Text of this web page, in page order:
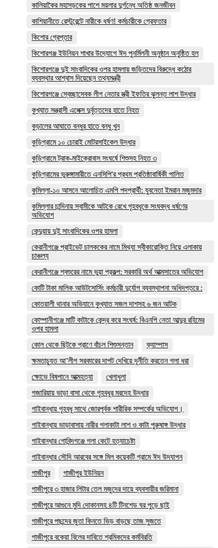
কালিয়াকৈর মহাসড়কের পাশে ময়লার দুর্গন্ধে অতিষ্ঠ জনজীবন
কাশিয়ানীতে রেস্টুরেন্টে নারীকে ধর্ষণ! কর্মচারীকে গ্রেফতার
কিশোর গ্রেপ্তার
কিশোরগঞ্জ ইউনিয়ন শাখার উদ্যোগে ঈদ পুনর্মিলনী অনুষ্ঠান অনুষ্ঠিত হল
কিশোরগঞ্জে দুই সাংবাদিকের ওপর হামলায় জড়িতদের বিরুদ্ধে কঠোর
ব্যবস্থার আশ্বাস দিয়েছেন তথ্যমন্ত্রী
কিশোরগঞ্জে স্বেচ্ছাসেবক লীগ নেতার স্ত্রী ইফতির ঝুলন্ত লাশ উদ্ধার
কুখ্যাত সন্ত্রাসী এলেক্স দুর্বৃত্তদের হাতে নিহত
কুড়ালের আঘাতে বন্ধুর হাতে বন্ধু খুন
কুড়িগ্রামে ১০ চোরাই মোটরসাইকেল উদ্ধার
কুড়িগ্রামে ট্রাক-মাইক্রোবাস সংঘর্ষে শিশুসহ নিহত ৩
কুড়িগ্রামের ভুরুঙ্গামারীতে এনসিপি'র প্রথম প্রতিষ্ঠাবার্ষিকী পালিত
কুমিল্লা-১০ আসনে আলোচিত এমপি পদপ্রার্থী: যুবনেতা ইমরান মজুমদার
কুমিল্লার চান্দিনায় স্বামীকে আটকে রেখে গৃহবধূকে সংঘবদ্ধ ধর্ষণের
অভিযোগ
কেন্দুয়ায় দুই সাংবাদিকের ওপর হামলা
কেরানীগঞ্জে প্রাইভেট চালককের নামে মিথ্যা স্বীকারোক্তি নিয়ে এলাকায়
চাঞ্চল্য
কেরানীগঞ্জে শ্বশুরের নামে ভুয়া প্রকল্প: সরকারি অর্থ আত্মসাতের অভিযোগ
কোটি টাকা মালিক আউটসোর্সিং কর্মচারী দুর্যোগ ব্যবস্থাপনা অধিদপ্তরে :
কোতয়ালী থানার অভিযানে কুখ্যাত সজল দাশসহ ৬ জন আটক
কোম্পানীগঞ্জে মাটি কাটাকে কেন্দ্র করে সংঘর্ষ: বিএনপি নেতা আব্দুর রহিমের
ওপর হামলা
কোল থেকে ছিটকে প্রাণে বাঁচল শিশুসন্তান
ক্যাম্পাস
ক্ষমতাচ্যুত আ’লীগ সরকারের দাপট দেখিয়ে দূর্নীতি করতেন গলা ধরা
ক্ষোভে বিষপানে আত্মহত্যা
খেলাধুলা
গজারিয়ায় ভাড়া বাসা থেকে গৃহবধূর মরদেহ উদ্ধার
গাইবান্ধায় গৃহবধূ সাথে জোরপূর্বক শারীরিক সম্পর্কের অভিযোগ।
গাইবান্ধায় ভাড়াবাসায় নারীর গলাকাটা লাশ ও কাটা পুরুষাঙ্গ উদ্ধার
গাইবান্ধার গোবিন্দগঞ্জে গলা কেটে হত্যাচেষ্টা
গাইবান্ধার সৌদি আরবের সঙ্গে মিল কয়েকটি গ্রামে ঈদ উদযাপন
গাজীপুর
গাজীপুর ইউনিয়ন
গাজীপুরে ৩ হাজার লিটার তেল মজুদের দায়ে ব্যবসায়ীর জরিমানা
গাজীপুরে আগুনে মুদি দোকানসহ ৪টি টিনশেড ঘর পুড়ে ছাই
গাজীপুরে পছন্দের জুতা কিনতে ভিড় বাড়ছে তাজ সুজতে
গাজীপুরে বকেয়া বিলের দাবিতে শ্রমিকদের কর্মবিরতি